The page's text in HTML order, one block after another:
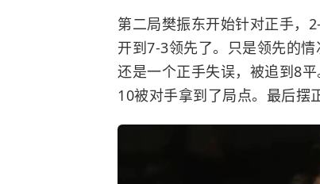
第二局樊振东开始针对正手，
开到7-3领先了。只是领先的
还是一个正手失误，被追到8
10被对手拿到了局点。最后摆